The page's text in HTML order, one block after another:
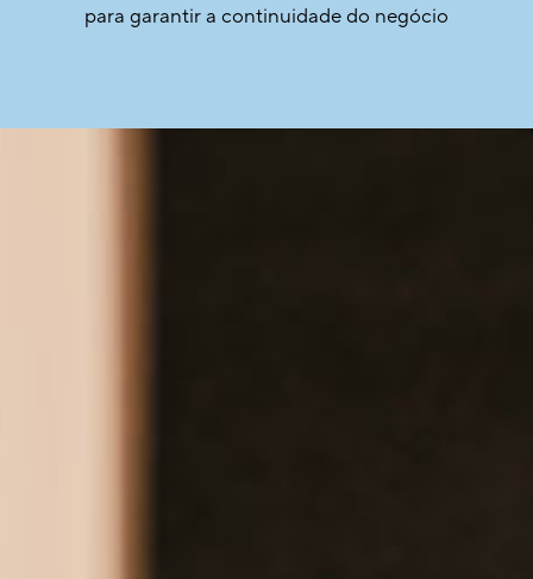
para garantir a continuidade do negócio